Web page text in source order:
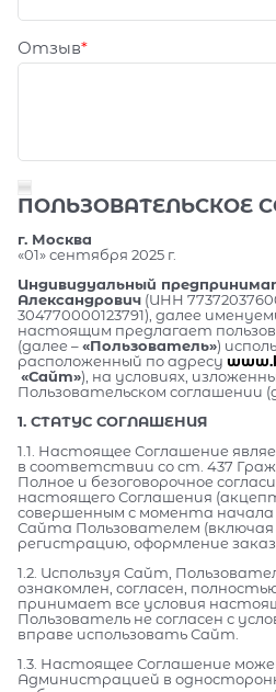
Отзыв
ПОЛЬЗОВАТЕЛЬСКОЕ
г. Москва
«01» сентября 2025 г.
Индивидуальный
Александрович (ИНН
304770000123791), далее
настоящим предлагает
(далее –«Пользователь»)
расположенный по адресу
«Сайт»), на условиях,
Пользовательском соглашении
1. СТАТУС СОГЛАШЕНИЯ
1.1. Настоящее Соглашение
в соответствии со ст. 437
Полное и безоговорочное
настоящего Соглашения
совершенным с момента начала
Сайта Пользователем
регистрацию, оформление
1.2. Используя Сайт,
ознакомлен, согласен,
принимает все условия
Пользователь не согласен с
вправе использовать Сайт.
1.3. Настоящее Соглашение
Администрацией в